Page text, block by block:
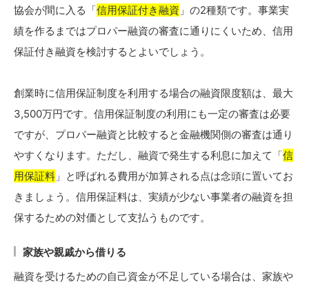
協会が間に入る「信用保証付き融資 」の2種類です。事業実
績を作るまではプロパー融資の審査に通りにくいため、信用
保証付き融資を検討するとよいでしょう。
創業時に信用保証制度を利用する場合の融資限度額は、最大
3,500万円です。信用保証制度の利用にも一定の審査は必要
ですが、プロパー融資と比較すると金融機関側の審査は通り
やすくなります。ただし、融資で発生する利息に加えて「信
用保証料 」と呼ばれる費用が加算される点は念頭に置いてお
きましょう。信用保証料は、実績が少ない事業者の融資を担
保するための対価として支払うものです。
家族や親戚から借りる
融資を受けるための自己資金が不足している場合は、家族や